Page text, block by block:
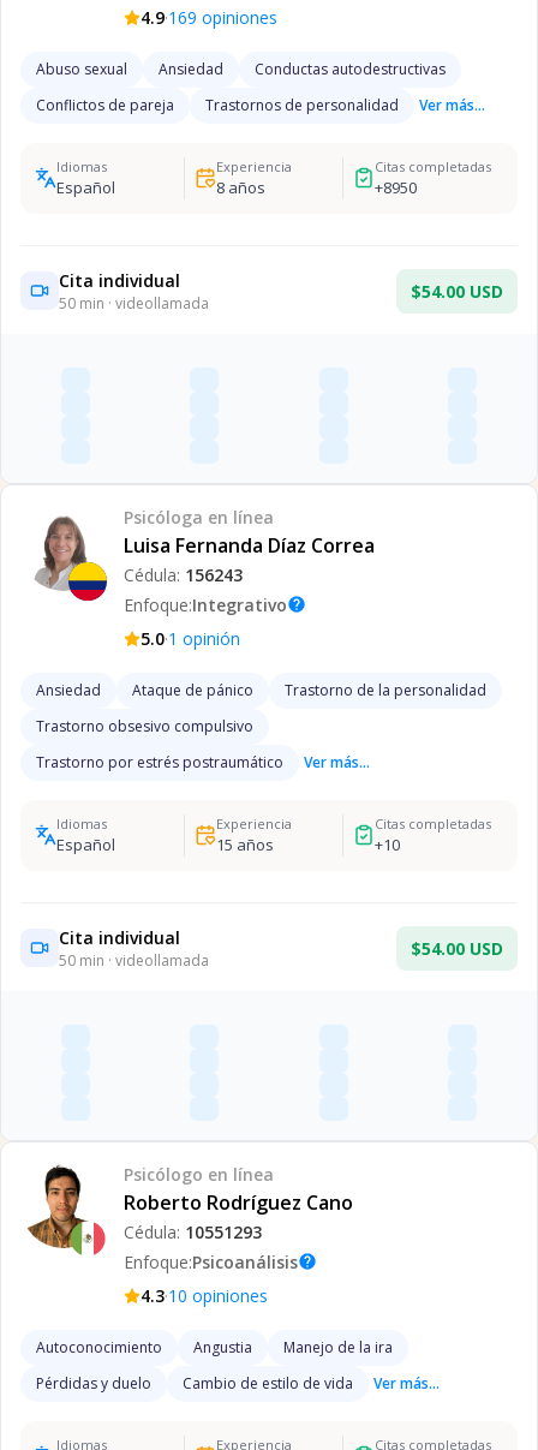
4.9·169 opiniones
Abuso sexual Ansiedad
Conductas autodestructivas
Conflictos de pareja
Trastornos de personalidad Ver más...
Idiomas
Español
Experiencia
8años
Citas completadas
+8950
Cita individual
50 min · videollamada
$54.00 USD
Psicóloga en línea
Luisa Fernanda Díaz Correa
Cédula: 156243
Enfoque:Integrativohelp
5.0·1 opinión
Ansiedad Ataque de pánico
Trastorno de la personalidad
Trastorno obsesivo compulsivo
Trastorno por estrés postraumático
Ver más...
Idiomas
Español
Experiencia
15 años
Citas completadas
+10
Cita individual
50 min · videollamada
$54.00 USD
Psicólogo en línea
Roberto Rodríguez Cano
Cédula: 10551293
Enfoque:Psicoanálisishelp
4.3·10 opiniones
Autoconocimiento Angustia
Manejo de la ira
Pérdidas y duelo
Cambio de estilo de vida Ver más...
Idiomas Experiencia Citas completadas